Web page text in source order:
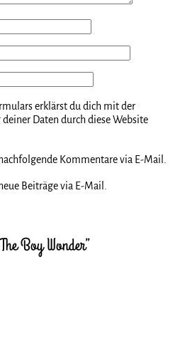
erklärst du dich mit der
Daten durch diese Website
Kommentare via E-Mail.
Beiträge via E-Mail.
Boy Wonder”